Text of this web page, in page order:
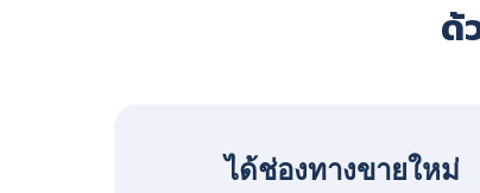
ด้
ได้ช่องทางขายใหม่